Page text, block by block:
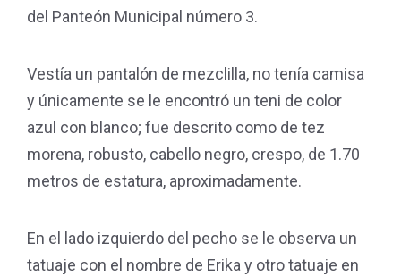
del Panteón Municipal número 3.
Vestía un pantalón de mezclilla, no tenía camisa
y únicamente se le encontró un teni de color
azul con blanco; fue descrito como de tez
morena, robusto, cabello negro, crespo, de 1.70
metros de estatura, aproximadamente.
En el lado izquierdo del pecho se le observa un
tatuaje con el nombre de Erika y otro tatuaje en